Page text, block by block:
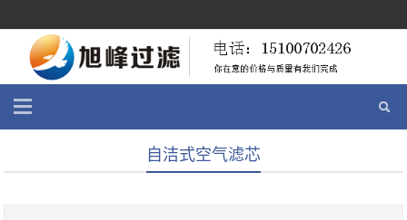
自洁式空气滤芯